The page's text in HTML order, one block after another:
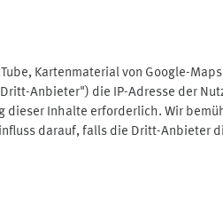
Kartenmaterial von Google-
Anbieter") die IP-Adresse der
Inhalte erforderlich. Wir
darauf, falls die Dritt-Anbieter